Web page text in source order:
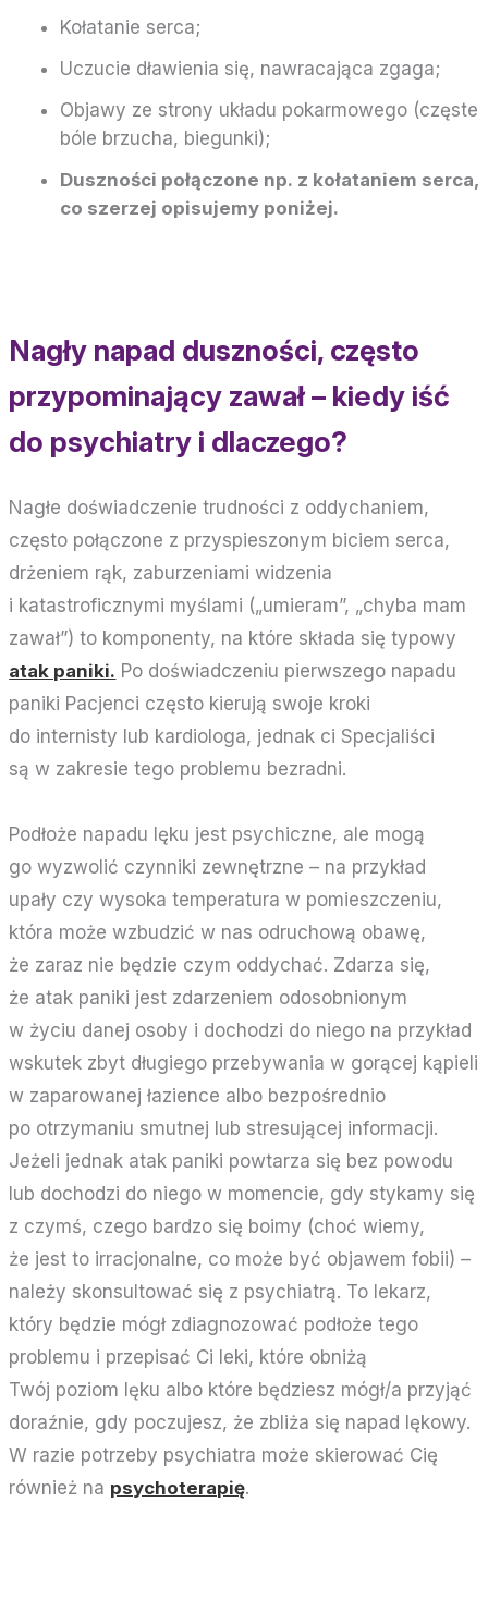
Kołatanie serca;
Uczucie dławienia się, nawracająca zgaga;
Objawy ze strony układu pokarmowego (częste
bóle brzucha, biegunki);
Duszności połączone np. z kołataniem serca,
co szerzej opisujemy poniżej.
Nagły napad duszności, często
przypominający zawał – kiedy iść
do psychiatry i dlaczego?
Nagłe doświadczenie trudności z oddychaniem,
często połączone z przyspieszonym biciem serca,
drżeniem rąk, zaburzeniami widzenia
i katastroficznymi myślami („umieram”, „chyba mam
zawał”) to komponenty, na które składa się typowy
atak paniki. Po doświadczeniu pierwszego napadu
paniki Pacjenci często kierują swoje kroki
do internisty lub kardiologa, jednak ci Specjaliści
są w zakresie tego problemu bezradni.
Podłoże napadu lęku jest psychiczne, ale mogą
go wyzwolić czynniki zewnętrzne – na przykład
upały czy wysoka temperatura w pomieszczeniu,
która może wzbudzić w nas odruchową obawę,
że zaraz nie będzie czym oddychać. Zdarza się,
że atak paniki jest zdarzeniem odosobnionym
w życiu danej osoby i dochodzi do niego na przykład
wskutek zbyt długiego przebywania w gorącej kąpieli
w zaparowanej łazience albo bezpośrednio
po otrzymaniu smutnej lub stresującej informacji.
Jeżeli jednak atak paniki powtarza się bez powodu
lub dochodzi do niego w momencie, gdy stykamy się
z czymś, czego bardzo się boimy (choć wiemy,
że jest to irracjonalne, co może być objawem fobii) –
należy skonsultować się z psychiatrą. To lekarz,
który będzie mógł zdiagnozować podłoże tego
problemu i przepisać Ci leki, które obniżą
Twój poziom lęku albo które będziesz mógł/a przyjąć
doraźnie, gdy poczujesz, że zbliża się napad lękowy.
W razie potrzeby psychiatra może skierować Cię
również na psychoterapię.